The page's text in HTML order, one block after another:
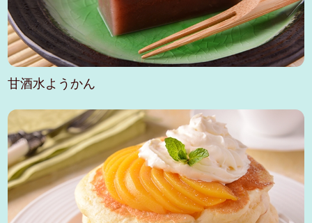
甘酒水ようかん